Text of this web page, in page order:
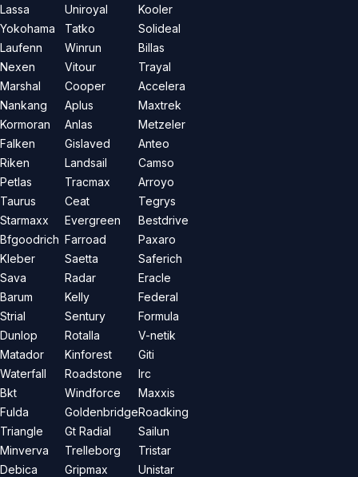
Lassa
Yokohama
Laufenn
Nexen
Marshal
Nankang
Kormoran
Falken
Riken
Petlas
Taurus
Starmaxx
Bfgoodrich
Kleber
Sava
Barum
Strial
Dunlop
Matador
Waterfall
Bkt
Fulda
Triangle
Minverva
Debica
Uniroyal
Tatko
Winrun
Vitour
Cooper
Aplus
Anlas
Gislaved
Landsail
Tracmax
Ceat
Evergreen
Farroad
Saetta
Radar
Kelly
Sentury
Rotalla
Kinforest
Roadstone
Windforce
Goldenbridge
Gt Radial
Trelleborg
Gripmax
Kooler
Solideal
Billas
Trayal
Accelera
Maxtrek
Metzeler
Anteo
Camso
Arroyo
Tegrys
Bestdrive
Paxaro
Saferich
Eracle
Federal
Formula
V-netik
Giti
Irc
Maxxis
Roadking
Sailun
Tristar
Unistar